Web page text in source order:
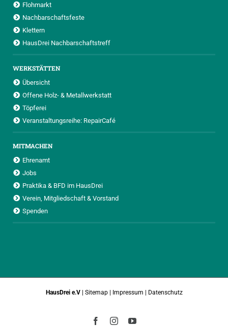
Flohmarkt
Nachbarschaftsfeste
Klettern
HausDrei Nachbarschaftstreff
WERKSTÄTTEN
Übersicht
Offene Holz- & Metallwerkstatt
Töpferei
Veranstaltungsreihe: RepairCafé
MITMACHEN
Ehrenamt
Jobs
Praktika & BFD im HausDrei
Verein, Mitgliedschaft & Vorstand
Spenden
HausDrei e.V | Sitemap| Impressum | Datenschutz
FacebookInstagramYouTube